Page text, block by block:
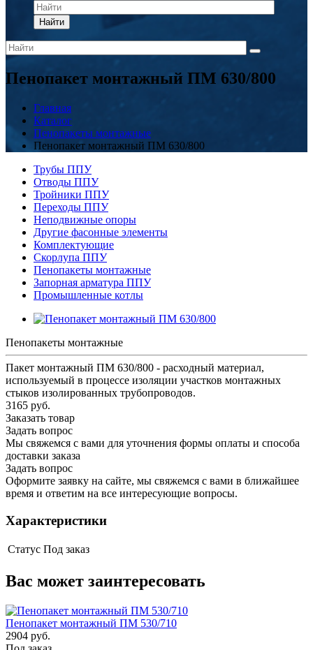
Найти
Пенопакет монтажный ПМ 630/800
Главная
Каталог
Пенопакеты монтажные
Пенопакет монтажный ПМ 630/800
Трубы ППУ
Отводы ППУ
Тройники ППУ
Переходы ППУ
Неподвижные опоры
Другие фасонные элементы
Комплектующие
Скорлупа ППУ
Пенопакеты монтажные
Запорная арматура ППУ
Промышленные котлы
Пенопакеты монтажные
Пакет монтажный ПМ 630/800 - расходный материал,
используемый в процессе изоляции участков монтажных
стыков изолированных трубопроводов.
3165 руб.
Заказать товар
Задать вопрос
Мы свяжемся с вами для уточнения формы оплаты и способа
доставки заказа
Задать вопрос
Оформите заявку на сайте, мы свяжемся с вами в ближайшее
время и ответим на все интересующие вопросы.
Характеристики
Статус Под заказ
Вас может заинтересовать
Пенопакет монтажный ПМ 530/710
2904 руб.